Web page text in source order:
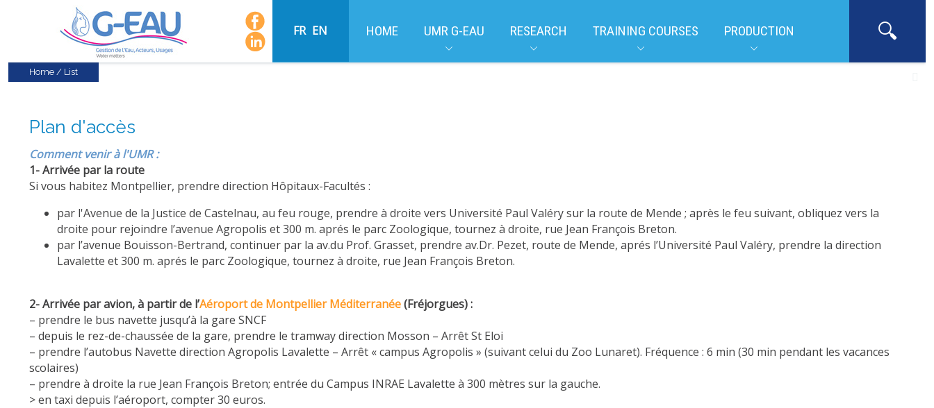
FR EN HOME UMR G-EAU RESEARCH TRAINING COURSES PRODUCTION
Home / List
Plan d'accès
Comment venir à l'UMR :
1- Arrivée par la route
Si vous habitez Montpellier, prendre direction Hôpitaux-Facultés :
par l'Avenue de la Justice de Castelnau, au feu rouge, prendre à droite vers Université Paul Valéry sur la route de Mende ; après le feu suivant, obliquez vers la
droite pour rejoindre l’avenue Agropolis et 300 m. aprés le parc Zoologique, tournez à droite, rue Jean François Breton.
par l’avenue Bouisson-Bertrand, continuer par la av.du Prof. Grasset, prendre av.Dr. Pezet, route de Mende, aprés l’Université Paul Valéry, prendre la direction
Lavalette et 300 m. aprés le parc Zoologique, tournez à droite, rue Jean François Breton.
2- Arrivée par avion, à partir de l’Aéroport de Montpellier Méditerranée(Fréjorgues) :
– prendre le bus navette jusqu’à la gare SNCF
– depuis le rez-de-chaussée de la gare, prendre le tramway direction Mosson – Arrêt St Eloi
– prendre l’autobus Navette direction Agropolis Lavalette – Arrêt « campus Agropolis » (suivant celui du Zoo Lunaret). Fréquence : 6 min (30 min pendant les vacances
scolaires)
– prendre à droite la rue Jean François Breton; entrée du Campus INRAE Lavalette à 300 mètres sur la gauche.
> en taxi depuis l’aéroport, compter 30 euros.